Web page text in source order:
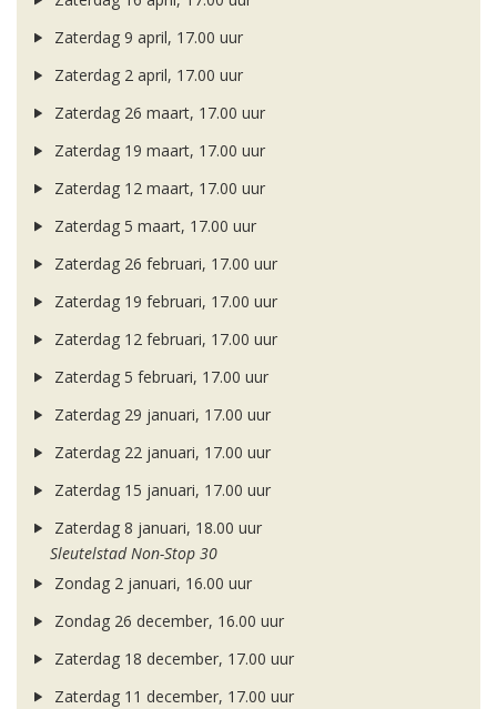
Zaterdag 9 april, 17.00 uur
Zaterdag 2 april, 17.00 uur
Zaterdag 26 maart, 17.00 uur
Zaterdag 19 maart, 17.00 uur
Zaterdag 12 maart, 17.00 uur
Zaterdag 5 maart, 17.00 uur
Zaterdag 26 februari, 17.00 uur
Zaterdag 19 februari, 17.00 uur
Zaterdag 12 februari, 17.00 uur
Zaterdag 5 februari, 17.00 uur
Zaterdag 29 januari, 17.00 uur
Zaterdag 22 januari, 17.00 uur
Zaterdag 15 januari, 17.00 uur
Zaterdag 8 januari, 18.00 uur
Sleutelstad Non-Stop 30
Zondag 2 januari, 16.00 uur
Zondag 26 december, 16.00 uur
Zaterdag 18 december, 17.00 uur
Zaterdag 11 december, 17.00 uur